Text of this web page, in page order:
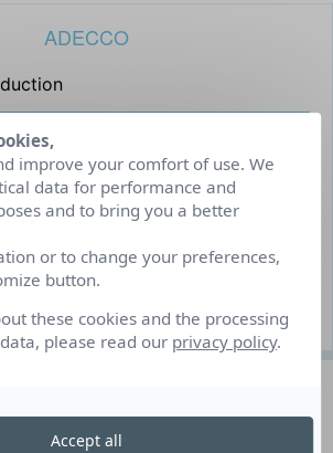
ADECCO
(2 mois)
improve your comfort of use. We
data for performance and
and to bring you a better
or to change your preferences,
button.
these cookies and the processing
please read our privacy policy.
Accept all